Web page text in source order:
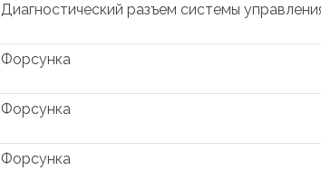
Диагностический разъем системы
Форсунка
Форсунка
Форсунка